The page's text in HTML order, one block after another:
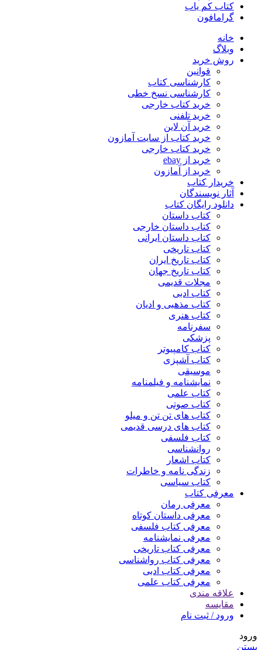
کتاب کم یاب
گرامافون
خانه
وبلاگ
روش خرید
قوانین
کارشناسی کتاب
کارشناسی نسخ خطی
خرید کتاب خارجی
خرید تلفنی
خرید آن لاین
خرید کتاب از سایت آمازون
خرید کتاب خارجی
خرید از ebay
خرید از آمازون
خریدار کتاب
آثار نویسندگان
دانلود رایگان کتاب
کتاب داستان
کتاب داستان خارجی
کتاب داستان ایرانی
کتاب تاریخی
کتاب تاریخ ایران
کتاب تاریخ جهان
مجلات قدیمی
کتاب ادبی
کتاب مذهبی و ادیان
کتاب هنری
سفرنامه
پزشکی
کتاب کامپیوتر
کتاب آشپزی
موسیقی
نمایشنامه و فیلمنامه
کتاب علمی
کتاب صوتی
کتاب های تن تن و میلو
کتاب های درسی قدیمی
کتاب فلسفی
روانشناسی
کتاب اشعار
زندگی نامه و خاطرات
کتاب سیاسی
معرفی کتاب
معرفی رمان
معرفی داستان کوتاه
معرفی کتاب فلسفی
معرفی نمایشنامه
معرفی کتاب تاریخی
معرفی کتاب رواشناسی
معرفی کتاب ادبی
معرفی کتاب علمی
علاقه مندی
مقایسه
ورود / ثبت نام
ورود
بستن